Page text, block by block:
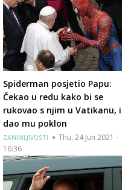
Spiderman posjetio Papu:
Čekao u redu kako bi se
rukovao s njim u Vatikanu, i
dao mu poklon
ZANIMLJIVOSTI
Thu, 24 Jun 2021 -
16:36